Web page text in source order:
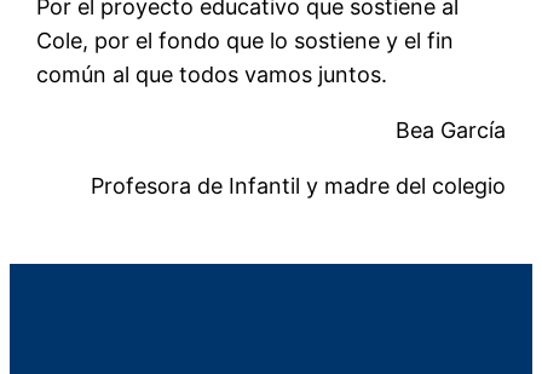
Por el proyecto educativo que sostiene al
Cole, por el fondo que lo sostiene y el fin
común al que todos vamos juntos.
Bea García
Profesora de Infantil y madre del colegio